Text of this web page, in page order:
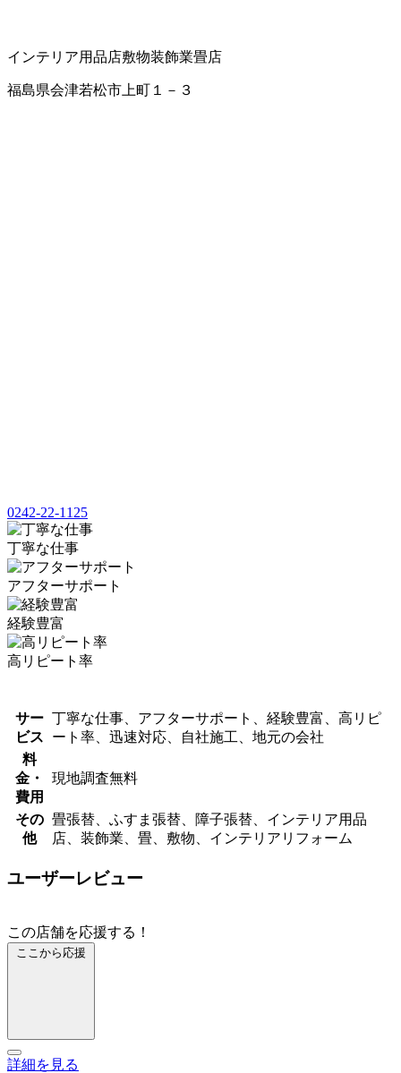
インテリア用品店敷物装飾業畳店
福島県会津若松市上町１－３
0242-22-1125
丁寧な仕事
アフターサポート
経験豊富
高リピート率
サー
ビス
丁寧な仕事、アフターサポート、経験豊富、高リピ
ート率、迅速対応、自社施工、地元の会社
料
金・
費用
現地調査無料
その
他
畳張替、ふすま張替、障子張替、インテリア用品
店、装飾業、畳、敷物、インテリアリフォーム
ユーザーレビュー
この店舗を応援する！
ここから応援
詳細を見る